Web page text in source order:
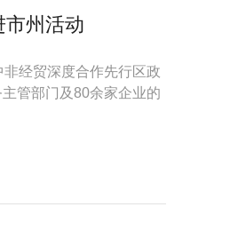
州活动
经贸深度合作先行区政
管部门及80余家企业的